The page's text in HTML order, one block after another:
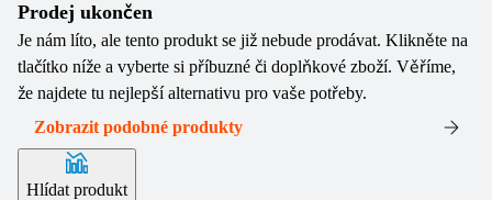
Prodej ukončen
Je nám líto, ale tento produkt se již nebude prodávat. Klikněte na
tlačítko níže a vyberte si příbuzné či doplňkové zboží. Věříme,
že najdete tu nejlepší alternativu pro vaše potřeby.
Zobrazit podobné produkty
Hlídat produkt